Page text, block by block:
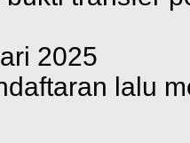
2025
lalu